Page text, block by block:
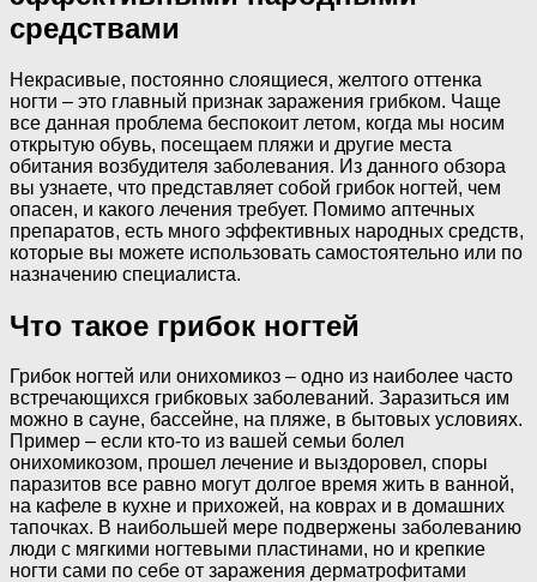
средствами
Некрасивые, постоянно слоящиеся, желтого оттенка
ногти – это главный признак заражения грибком. Чаще
все данная проблема беспокоит летом, когда мы носим
открытую обувь, посещаем пляжи и другие места
обитания возбудителя заболевания. Из данного обзора
вы узнаете, что представляет собой грибок ногтей, чем
опасен, и какого лечения требует. Помимо аптечных
препаратов, есть много эффективных народных средств,
которые вы можете использовать самостоятельно или по
назначению специалиста.
Что такое грибок ногтей
Грибок ногтей или онихомикоз – одно из наиболее часто
встречающихся грибковых заболеваний. Заразиться им
можно в сауне, бассейне, на пляже, в бытовых условиях.
Пример – если кто-то из вашей семьи болел
онихомикозом, прошел лечение и выздоровел, споры
паразитов все равно могут долгое время жить в ванной,
на кафеле в кухне и прихожей, на коврах и в домашних
тапочках. В наибольшей мере подвержены заболеванию
люди с мягкими ногтевыми пластинами, но и крепкие
ногти сами по себе от заражения дерматрофитами